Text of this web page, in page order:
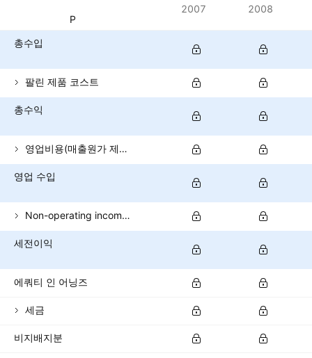
통화: CLP
2007 2008
총수입
팔린 제품 코스트
총수익
영업비용(매출원가 제외)
영업 수입
Non-operating income (total)
세전이익
에쿼티 인 어닝즈
세금
비지배지분